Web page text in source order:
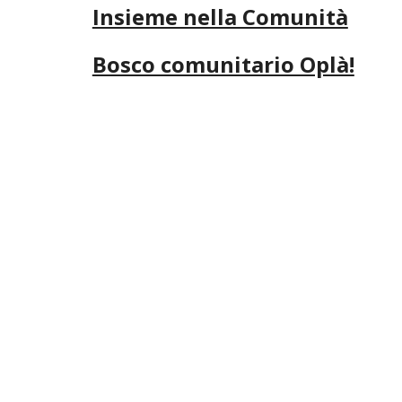
Insieme nella Comunità
Bosco comunitario Oplà!